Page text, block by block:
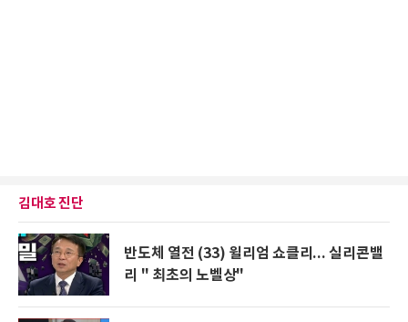
김대호 진단
반도체 열전 (33) 윌리엄 쇼클리... 실리콘밸
리 " 최초의 노벨상"